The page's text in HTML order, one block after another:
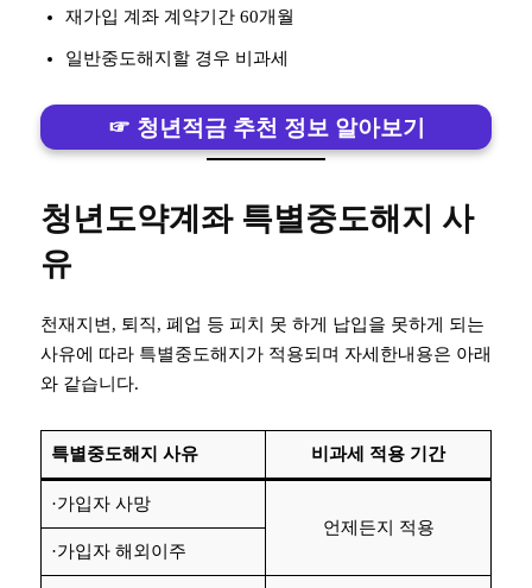
재가입 계좌 계약기간 60개월
일반중도해지할 경우 비과세
☞ 청년적금 추천 정보 알아보기
청년도약계좌 특별중도해지 사
유
천재지변, 퇴직, 폐업 등 피치 못 하게 납입을 못하게 되는
사유에 따라 특별중도해지가 적용되며 자세한내용은 아래
와 같습니다.
특별중도해지 사유 비과세 적용 기간
·가입자 사망
언제든지 적용
·가입자 해외이주